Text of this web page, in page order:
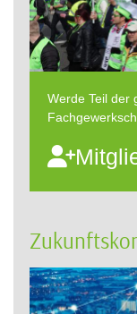
Werde Teil der